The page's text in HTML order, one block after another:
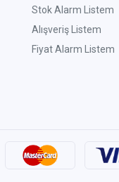
Stok Alarm Listem
Alışveriş Listem
Fiyat Alarm Listem